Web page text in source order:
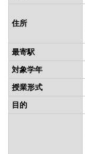
住所
最寄駅
対象学年
授業形式
目的